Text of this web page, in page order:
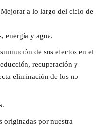
Mejorar a lo largo del ciclo de
energía y agua.
de sus efectos en el
recuperación y
eliminación de los no
originadas por nuestra